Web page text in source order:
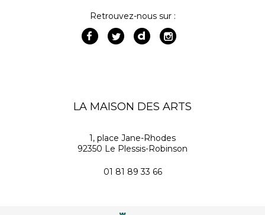
Retrouvez-nous sur :
LA MAISON DES ARTS
1, place Jane-Rhodes
92350 Le Plessis-Robinson
01 81 89 33 66